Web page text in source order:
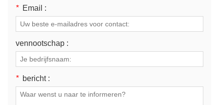
* Email :
vennootschap :
* bericht :